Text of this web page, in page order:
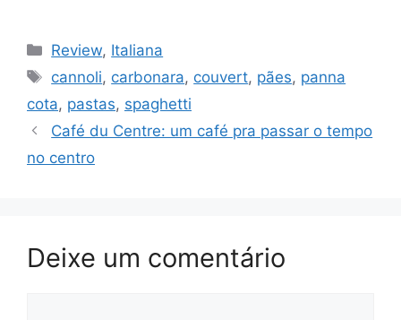
Categorias
Review, Italiana
Tags
cannoli, carbonara, couvert, pães, panna
cota, pastas, spaghetti
Café du Centre: um café pra passar o tempo
no centro
Deixe um comentário